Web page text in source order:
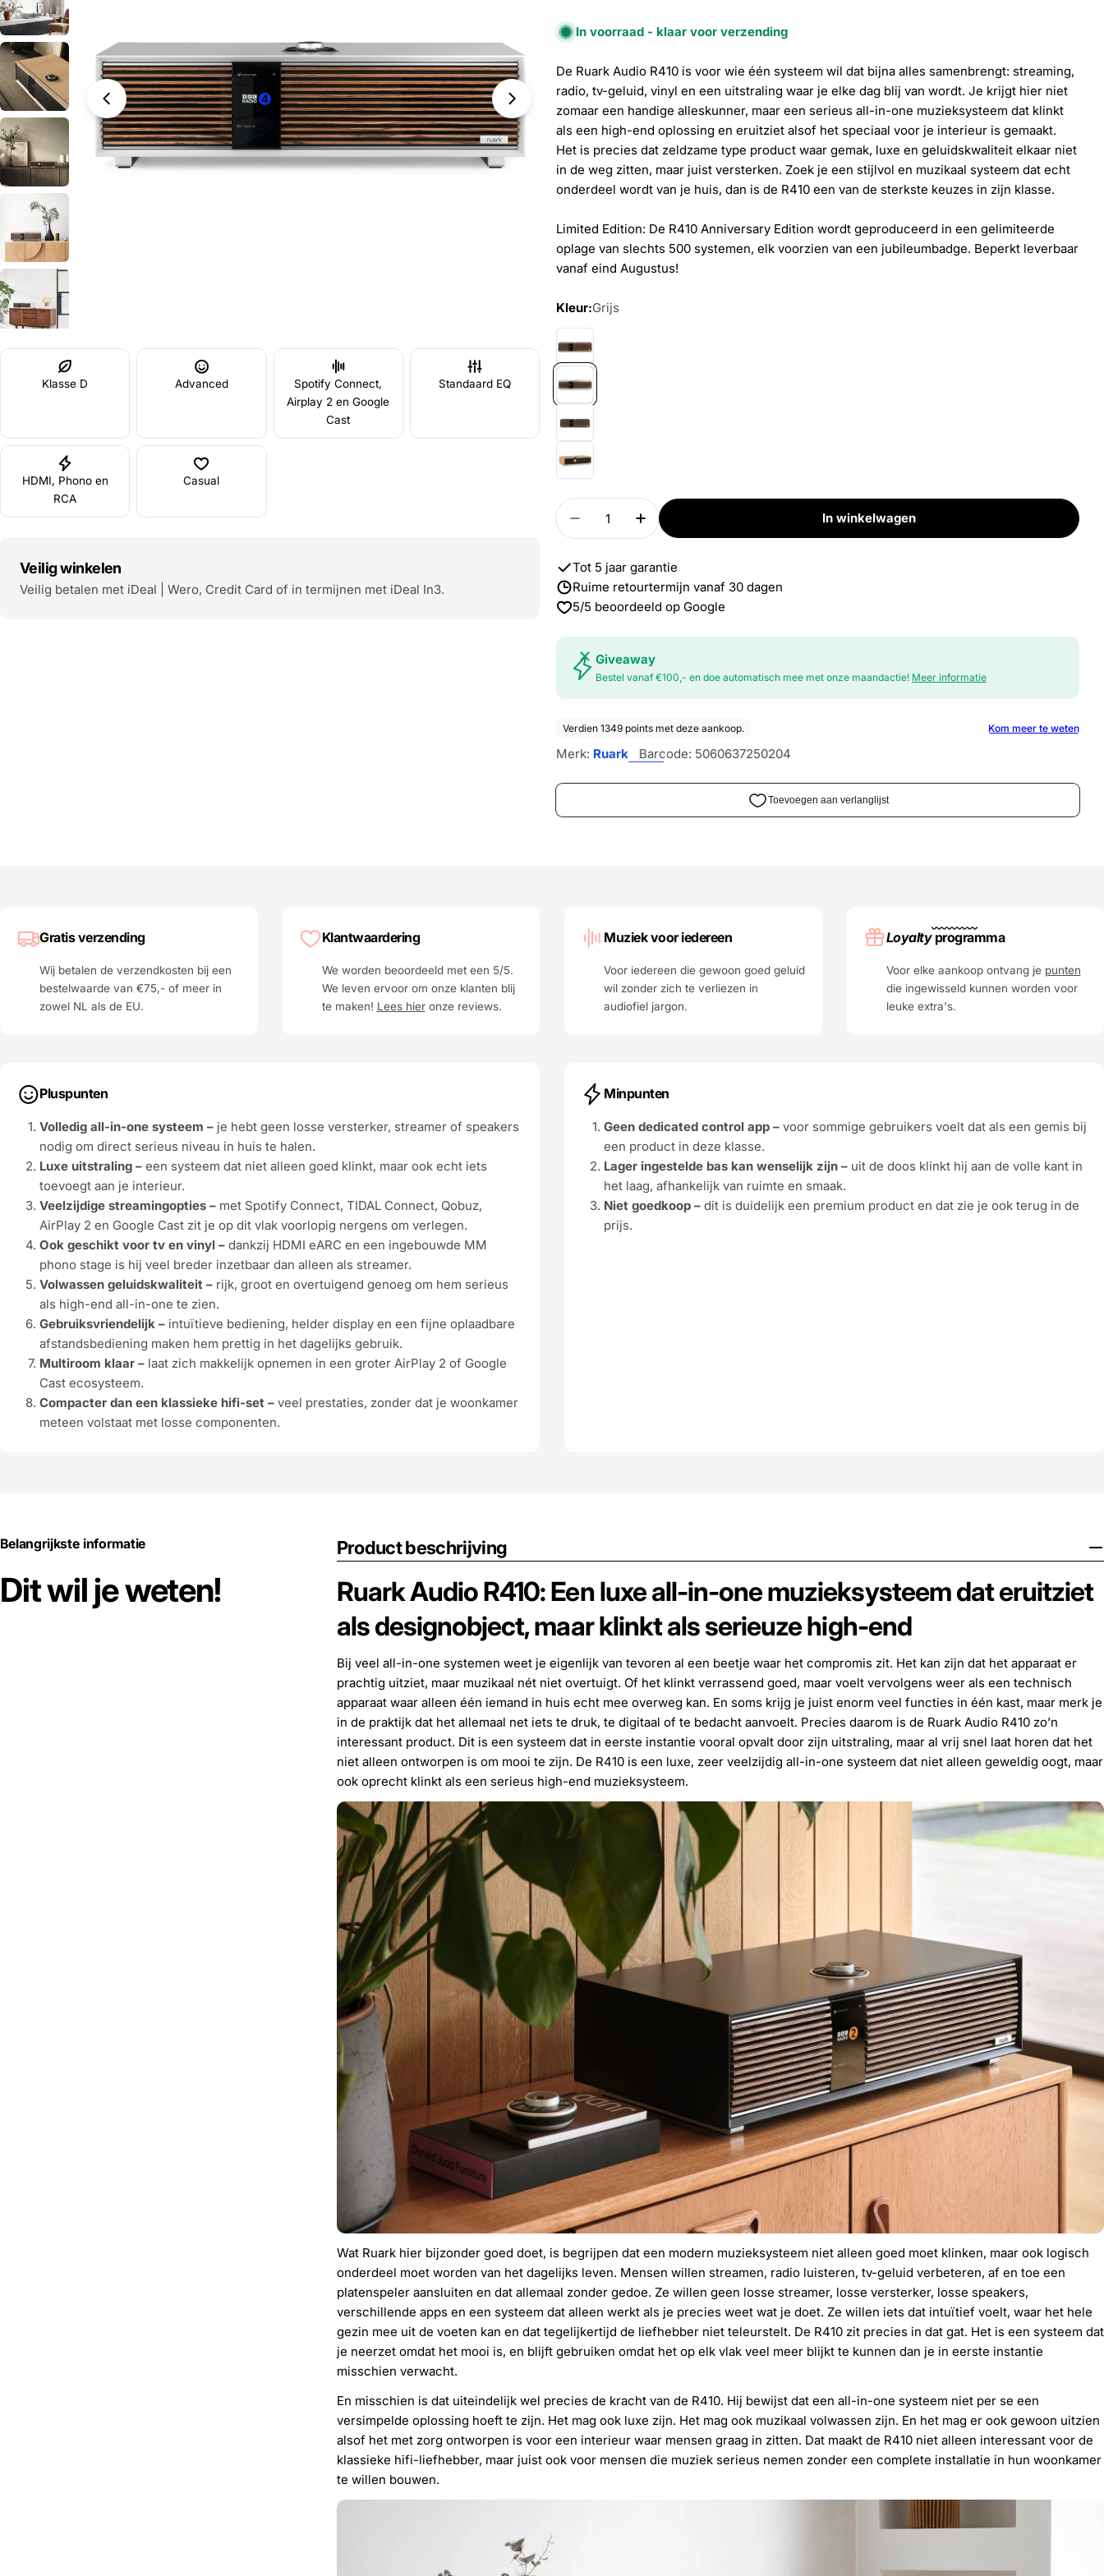
Open media 8 in modal Open media 9 in modal Open media 10
Klasse D Advanced
Spotify Connect,
Airplay 2 en Google
Cast
Standaard EQ
HDMI, Phono en
RCA
Casual
Veilig winkelen
Veilig betalen met iDeal | Wero, Credit Card of in termijnen met iDeal In3.
In voorraad - klaar voor verzending
De Ruark Audio R410 is voor wie één systeem wil dat bijna alles samenbrengt: streaming,
radio, tv-geluid, vinyl en een uitstraling waar je elke dag blij van wordt. Je krijgt hier niet
zomaar een handige alleskunner, maar een serieus all-in-one muzieksysteem dat klinkt
als een high-end oplossing en eruitziet alsof het speciaal voor je interieur is gemaakt.
Het is precies dat zeldzame type product waar gemak, luxe en geluidskwaliteit elkaar niet
in de weg zitten, maar juist versterken. Zoek je een stijlvol en muzikaal systeem dat echt
onderdeel wordt van je huis, dan is de R410 een van de sterkste keuzes in zijn klasse.
Limited Edition: De R410 Anniversary Edition wordt geproduceerd in een gelimiteerde
oplage van slechts 500 systemen, elk voorzien van een jubileumbadge. Beperkt leverbaar
vanaf eind Augustus!
Kleur:Grijs
Aantal
Verlaag aantal voor R410
Verhoog aantal voor R410
In winkelwagen
Tot 5 jaar garantie
Ruime retourtermijn vanaf 30 dagen
5/5 beoordeeld op Google
Giveaway
Bestel vanaf €100,- en doe automatisch mee met onze maandactie! Meer informatie
Merk: Ruark Barcode: 5060637250204
Gratis verzending
Wij betalen de verzendkosten bij een
bestelwaarde van €75,- of meer in
zowel NL als de EU.
Klantwaardering
We worden beoordeeld met een 5/5.
We leven ervoor om onze klanten blij
te maken! Lees hieronze reviews.
Muziek voor iedereen
Voor iedereen die gewoon goed geluid
wil zonder zich te verliezen in
audiofiel jargon.
Loyaltyprogramma
Voor elke aankoop ontvang je punten
die ingewisseld kunnen worden voor
leuke extra's.
Pluspunten
Volledig all-in-one systeem – je hebt geen losse versterker, streamer of speakers
nodig om direct serieus niveau in huis te halen.
Luxe uitstraling – een systeem dat niet alleen goed klinkt, maar ook echt iets
toevoegt aan je interieur.
Veelzijdige streamingopties – met Spotify Connect, TIDAL Connect, Qobuz,
AirPlay 2 en Google Cast zit je op dit vlak voorlopig nergens om verlegen.
Ook geschikt voor tv en vinyl – dankzij HDMI eARC en een ingebouwde MM
phono stage is hij veel breder inzetbaar dan alleen als streamer.
Volwassen geluidskwaliteit – rijk, groot en overtuigend genoeg om hem serieus
als high-end all-in-one te zien.
Gebruiksvriendelijk – intuïtieve bediening, helder display en een fijne oplaadbare
afstandsbediening maken hem prettig in het dagelijks gebruik.
Multiroom klaar – laat zich makkelijk opnemen in een groter AirPlay 2 of Google
Cast ecosysteem.
Compacter dan een klassieke hifi-set – veel prestaties, zonder dat je woonkamer
meteen volstaat met losse componenten.
Minpunten
Geen dedicated control app – voor sommige gebruikers voelt dat als een gemis bij
een product in deze klasse.
Lager ingestelde bas kan wenselijk zijn – uit de doos klinkt hij aan de volle kant in
het laag, afhankelijk van ruimte en smaak.
Niet goedkoop – dit is duidelijk een premium product en dat zie je ook terug in de
prijs.
Belangrijkste informatie
Dit wil je weten!
Product beschrijving
Ruark Audio R410: Een luxe all-in-one muzieksysteem dat eruitziet
als designobject, maar klinkt als serieuze high-end
Bij veel all-in-one systemen weet je eigenlijk van tevoren al een beetje waar het compromis zit. Het kan zijn dat het apparaat er
prachtig uitziet, maar muzikaal nét niet overtuigt. Of het klinkt verrassend goed, maar voelt vervolgens weer als een technisch
apparaat waar alleen één iemand in huis echt mee overweg kan. En soms krijg je juist enorm veel functies in één kast, maar merk je
in de praktijk dat het allemaal net iets te druk, te digitaal of te bedacht aanvoelt. Precies daarom is de Ruark Audio R410 zo’n
interessant product. Dit is een systeem dat in eerste instantie vooral opvalt door zijn uitstraling, maar al vrij snel laat horen dat het
niet alleen ontworpen is om mooi te zijn. De R410 is een luxe, zeer veelzijdig all-in-one systeem dat niet alleen geweldig oogt, maar
ook oprecht klinkt als een serieus high-end muzieksysteem.
Wat Ruark hier bijzonder goed doet, is begrijpen dat een modern muzieksysteem niet alleen goed moet klinken, maar ook logisch
onderdeel moet worden van het dagelijks leven. Mensen willen streamen, radio luisteren, tv-geluid verbeteren, af en toe een
platenspeler aansluiten en dat allemaal zonder gedoe. Ze willen geen losse streamer, losse versterker, losse speakers,
verschillende apps en een systeem dat alleen werkt als je precies weet wat je doet. Ze willen iets dat intuïtief voelt, waar het hele
gezin mee uit de voeten kan en dat tegelijkertijd de liefhebber niet teleurstelt. De R410 zit precies in dat gat. Het is een systeem dat
je neerzet omdat het mooi is, en blijft gebruiken omdat het op elk vlak veel meer blijkt te kunnen dan je in eerste instantie
misschien verwacht.
En misschien is dat uiteindelijk wel precies de kracht van de R410. Hij bewijst dat een all-in-one systeem niet per se een
versimpelde oplossing hoeft te zijn. Het mag ook luxe zijn. Het mag ook muzikaal volwassen zijn. En het mag er ook gewoon uitzien
alsof het met zorg ontworpen is voor een interieur waar mensen graag in zitten. Dat maakt de R410 niet alleen interessant voor de
klassieke hifi-liefhebber, maar juist ook voor mensen die muziek serieus nemen zonder een complete installatie in hun woonkamer
te willen bouwen.